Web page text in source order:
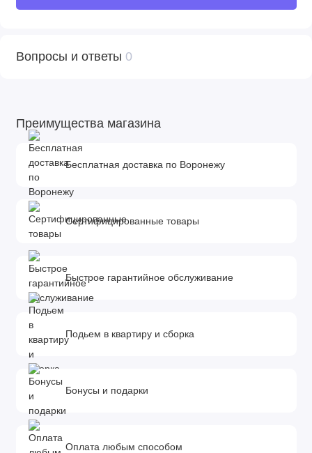
Вопросы и ответы 0
Преимущества магазина
Бесплатная доставка по Воронежу
Сертифицированные товары
Быстрое гарантийное обслуживание
Подьем в квартиру и сборка
Бонусы и подарки
Оплата любым способом